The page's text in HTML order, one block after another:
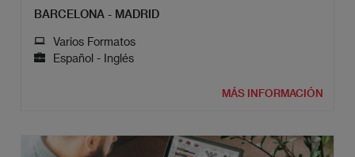
BARCELONA - MADRID
Varios Formatos
Español - Inglés
MÁS INFORMACIÓN